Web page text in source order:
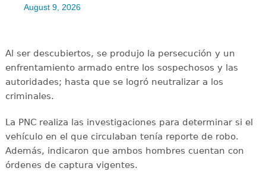
August 9, 2026
Al ser descubiertos, se produjo la persecución y un
enfrentamiento armado entre los sospechosos y las
autoridades; hasta que se logró neutralizar a los
criminales.
La PNC realiza las investigaciones para determinar si el
vehículo en el que circulaban tenía reporte de robo.
Además, indicaron que ambos hombres cuentan con
órdenes de captura vigentes.